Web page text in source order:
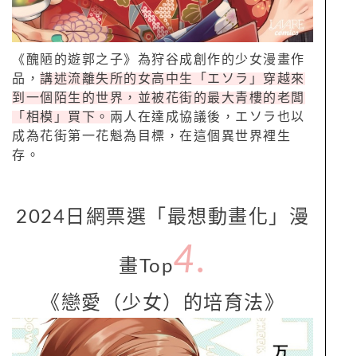
《醜陋的遊郭之子》為狩谷成創作的少女漫畫作
品， 講述流離失所的女高中生「エソラ」穿越來
到一個陌生的世界，並被花街的最大青樓的老闆
「相模」買下。 兩人在達成協議後，エソラ也以
成為花街第一花魁為目標，在這個異世界裡生
存。
2024日網票選「最想動畫化」漫
畫Top4.
《戀愛（少女）的培育法》